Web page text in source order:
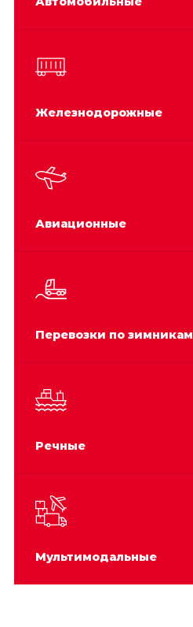
Железнодорожные
Авиационные
Перевозки по зимникам
Речные
Мультимодальные